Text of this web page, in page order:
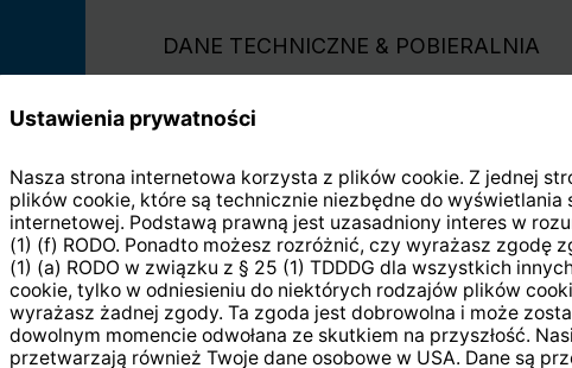
DANE TECHNICZNE & POBIERALNIA
w swoim rodzaju,
na dwa niezależne.
1 dB. Odgałęzienia są
AktYwnY
zapewnienia
Ten komponent
również z